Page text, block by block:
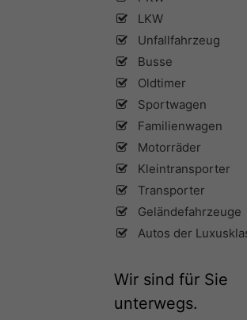
LKW
Unfallfahrzeug
Busse
Oldtimer
Sportwagen
Familienwagen
Motorräder
Kleintransporter
Transporter
Geländefahrzeuge
Autos der
Wir sind für Sie
unterwegs.